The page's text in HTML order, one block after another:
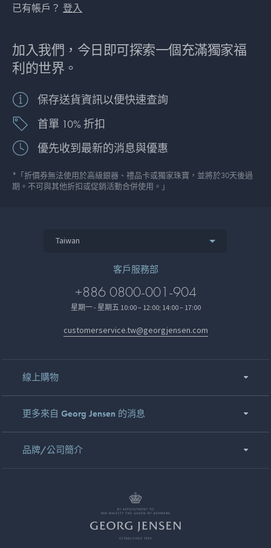
已有帳戶？ 登入
加入我們，今日即可探索一個充滿獨家福
利的世界。
保存送貨資訊以便快速查詢
首單 10% 折扣
優先收到最新的消息與優惠
*「折價券無法使用於高級銀器、禮品卡或獨家珠寶，並將於30天後過
期。不可與其他折扣或促銷活動合併使用。」
Taiwan
客戶服務部
+886 0800-001-904
星期一 - 星期五 10:00 – 12:00; 14:00 – 17:00
customerservice.tw@georgjensen.com
線上購物
更多來自 Georg Jensen 的消息
品牌/公司簡介